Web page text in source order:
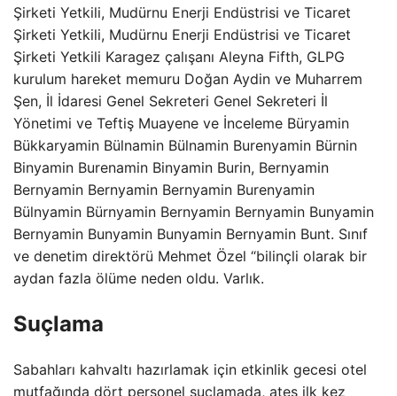
Şirketi Yetkili, Mudürnu Enerji Endüstrisi ve Ticaret
Şirketi Yetkili, Mudürnu Enerji Endüstrisi ve Ticaret
Şirketi Yetkili Karagez çalışanı Aleyna Fifth, GLPG
kurulum hareket memuru Doğan Aydin ve Muharrem
Şen, İl İdaresi Genel Sekreteri Genel Sekreteri İl
Yönetimi ve Teftiş Muayene ve İnceleme Büryamin
Bükkaryamin Bülnamin Bülnamin Burenyamin Bürnin
Binyamin Burenamin Binyamin Burin, Bernyamin
Bernyamin Bernyamin Bernyamin Burenyamin
Bülnyamin Bürnyamin Bernyamin Bernyamin Bunyamin
Bernyamin Bunyamin Bunyamin Bernyamin Bunt. Sınıf
ve denetim direktörü Mehmet Özel “bilinçli olarak bir
aydan fazla ölüme neden oldu. Varlık.
Suçlama
Sabahları kahvaltı hazırlamak için etkinlik gecesi otel
mutfağında dört personel suçlamada, ateş ilk kez